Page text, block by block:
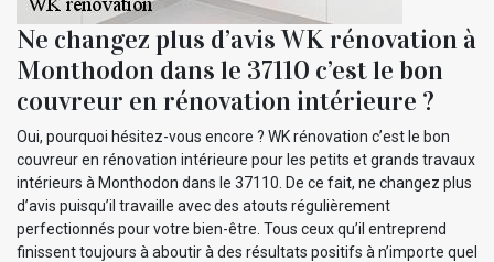
Ne changez plus d’avis WK rénovation à
Monthodon dans le 37110 c’est le bon
couvreur en rénovation intérieure ?
Oui, pourquoi hésitez-vous encore ? WK rénovation c’est le bon
couvreur en rénovation intérieure pour les petits et grands travaux
intérieurs à Monthodon dans le 37110. De ce fait, ne changez plus
d’avis puisqu’il travaille avec des atouts régulièrement
perfectionnés pour votre bien-être. Tous ceux qu’il entreprend
finissent toujours à aboutir à des résultats positifs à n’importe quel